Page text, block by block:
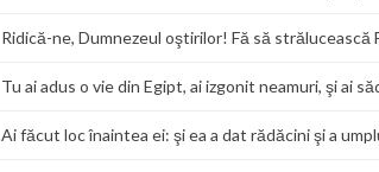
Ridică-ne, Dumnezeul oştirilor! Fă să strălucească
Tu ai adus o vie din Egipt, ai izgonit neamuri, şi ai
Ai făcut loc înaintea ei: şi ea a dat rădăcini şi a